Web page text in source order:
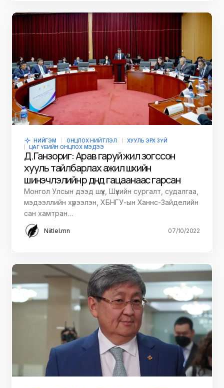
НИЙГЭМ ОНЦЛОХ НИЙТЛЭЛ
ХУУЛЬ ЭРХ ЗҮЙ
ЦАГ ҮЕИЙН ОНЦЛОХ МЭДЭЭ
Д.Ганзориг: Арав гаруй жил зогссон
хууль тайлбарлах ажил шүүхийн
шинэчлэлийн үр дүнд гацаанаас гарсан
Монгол Улсын дээд шүүх, Шүүхийн сургалт, судалгаа,
мэдээллийн хүрээлэн, ХБНГУ-ын Ханнс-Зайделийн
сан хамтран…
Niitlel.mn 07/10/2022